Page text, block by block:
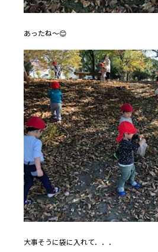
あったね～😊
大事そうに袋に入れて．．．